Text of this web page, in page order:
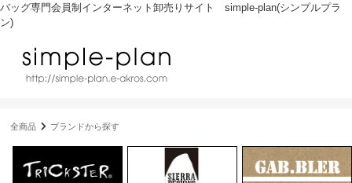
バッグ専門会員制インターネット卸売りサイト simple-plan(シンプルプラ
ン)
全商品 ブランドから探す